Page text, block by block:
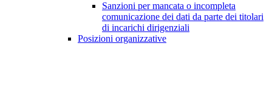
Sanzioni per mancata o incompleta
comunicazione dei dati da parte dei titolari
di incarichi dirigenziali
Posizioni organizzative